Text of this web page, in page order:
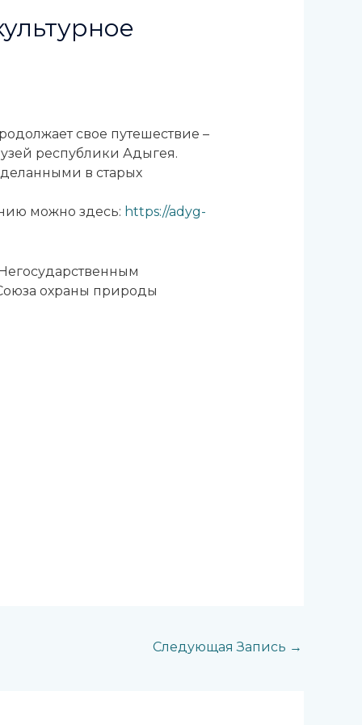
свое путешествие –
республики Адыгея.
в старых
можно здесь: https://adyg-
охраны природы
Следующая Запись →